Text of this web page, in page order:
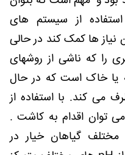
از سیستم های
نیاز ها کمک کند در حالی
را که ناشی از روشهای
یا خاک است که در حال
می کند. با استفاده از
توان اقدام به کاشت .
مختلف گیاهان خیار در